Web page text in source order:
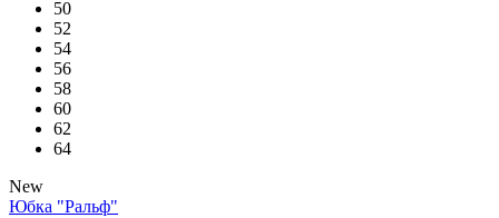
50
52
54
56
58
60
62
64
New
Юбка "Ральф"